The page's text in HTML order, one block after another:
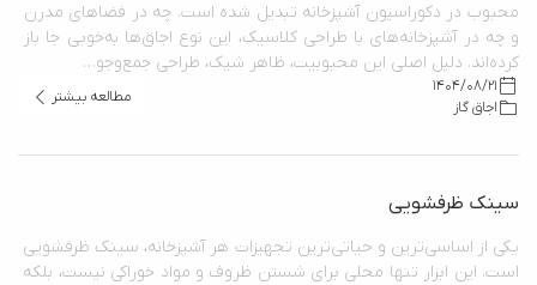
محبوب در دکوراسیون آشپزخانه تبدیل شده‌ است. چه در فضاهای مدرن
و چه در آشپزخانه‌های با طراحی کلاسیک، این نوع اجاق‌ها به‌خوبی جا باز
کرده‌اند. دلیل اصلی این محبوبیت، ظاهر شیک، طراحی جمع‌وجو…
1404/08/21
اجاق گاز
مطالعه بیشتر
سینک ظرفشویی
یکی از اساسی‌ترین و حیاتی‌ترین تجهیزات هر آشپزخانه، سینک ظرفشویی
است. این ابزار تنها محلی برای شستن ظروف و مواد خوراکی نیست، بلکه